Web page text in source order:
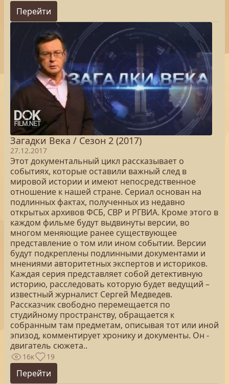
Перейти
Загадки Века / Сезон 2 (2017)
27.12.2017
Этот документальный цикл рассказывает о
событиях, которые оставили важный след в
мировой истории и имеют непосредственное
отношение к нашей стране. Сериал основан на
подлинных фактах, полученных из недавно
открытых архивов ФСБ, СВР и РГВИА. Кроме этого в
каждом фильме будут выдвинуты версии, во
многом меняющие ранее существующее
представление о том или ином событии. Версии
будут подкреплены подлинными документами и
мнениями авторитетных экспертов и историков.
Каждая серия представляет собой детективную
историю, расследовать которую будет ведущий –
известный журналист Сергей Медведев.
Рассказчик свободно перемещается по
студийному пространству, обращается к
собранным там предметам, описывая тот или иной
эпизод, комментирует хронику и документы. Он -
двигатель сюжета..
16к 19
Перейти